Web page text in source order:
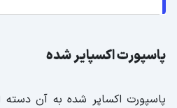
پاسپورت اکسپایر شده
پاسپورت اکساپر شده به آن